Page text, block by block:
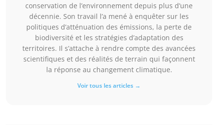
conservation de l’environnement depuis plus d’une
décennie. Son travail l’a mené à enquêter sur les
politiques d’atténuation des émissions, la perte de
biodiversité et les stratégies d’adaptation des
territoires. Il s’attache à rendre compte des avancées
scientifiques et des réalités de terrain qui façonnent
la réponse au changement climatique.
Voir tous les articles →